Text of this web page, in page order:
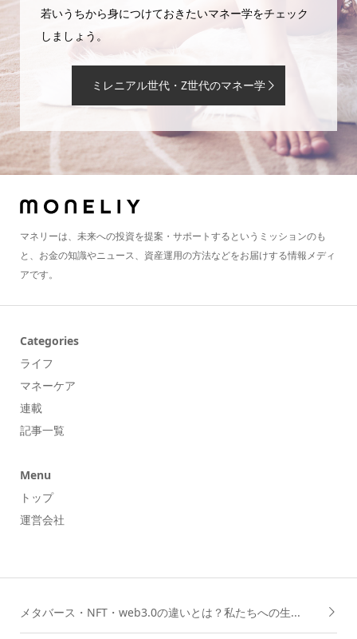
若いうちから身につけておきたいマネー学をチェック
しましょう。
ミレニアル世代・Z世代のマネー学
マネリーは、未来への投資を提案・サポートするというミッションのも
と、お金の知識やニュース、資産運用の方法などをお届けする情報メディ
アです。
Categories
ライフ
マネーケア
連載
記事一覧
Menu
トップ
運営会社
メタバース・NFT・web3.0の違いとは？私たちへの生...